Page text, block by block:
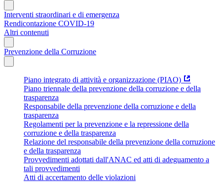
Interventi straordinari e di emergenza
Rendicontazione COVID-19
Altri contenuti
Prevenzione della Corruzione
Piano integrato di attività e organizzazione (PIAO)
Piano triennale della prevenzione della corruzione e della
trasparenza
Responsabile della prevenzione della corruzione e della
trasparenza
Regolamenti per la prevenzione e la repressione della
corruzione e della trasparenza
Relazione del responsabile della prevenzione della corruzione
e della trasparenza
Provvedimenti adottati dall'ANAC ed atti di adeguamento a
tali provvedimenti
Atti di accertamento delle violazioni